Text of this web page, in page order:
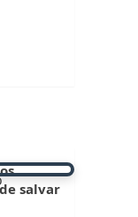
salvar